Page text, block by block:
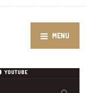
MENU
YOUTUBE